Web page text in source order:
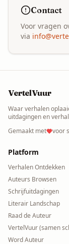
Contact
Voor vragen
via
VertelVuur
Waar verhalen
uitdagingen en
Gemaakt met
voor
Platform
Verhalen Ontdekken
Auteurs Browsen
Schrijfuitdagingen
Literair Landschap
Raad de Auteur
VertelVuur (samen
Word Auteur